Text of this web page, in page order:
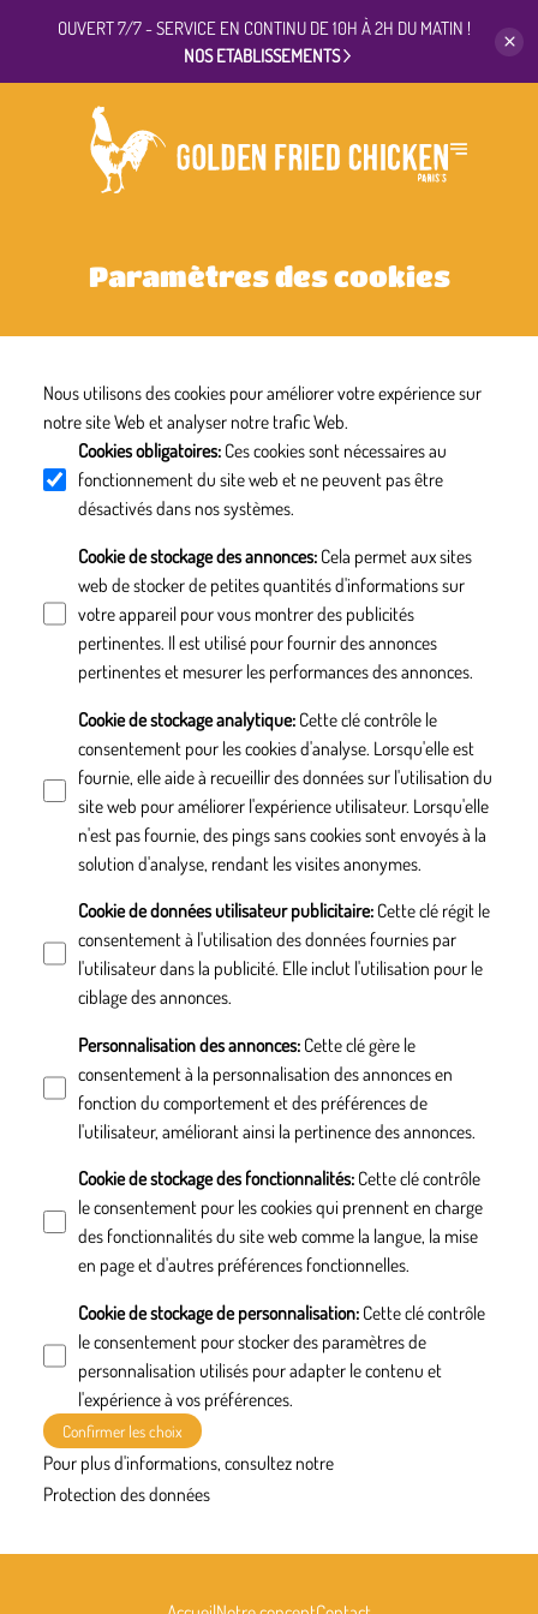
OUVERT 7/7 - SERVICE EN CONTINU DE 10H À 2H DU MATIN !
NOS ETABLISSEMENTS
Paramètres des cookies
Nous utilisons des cookies pour améliorer votre expérience sur
notre site Web et analyser notre trafic Web.
Cookies obligatoires: Ces cookies sont nécessaires au
fonctionnement du site web et ne peuvent pas être
désactivés dans nos systèmes.
Cookie de stockage des annonces: Cela permet aux sites
web de stocker de petites quantités d'informations sur
votre appareil pour vous montrer des publicités
pertinentes. Il est utilisé pour fournir des annonces
pertinentes et mesurer les performances des annonces.
Cookie de stockage analytique: Cette clé contrôle le
consentement pour les cookies d'analyse. Lorsqu'elle est
fournie, elle aide à recueillir des données sur l'utilisation du
site web pour améliorer l'expérience utilisateur. Lorsqu'elle
n'est pas fournie, des pings sans cookies sont envoyés à la
solution d'analyse, rendant les visites anonymes.
Cookie de données utilisateur publicitaire: Cette clé régit le
consentement à l'utilisation des données fournies par
l'utilisateur dans la publicité. Elle inclut l'utilisation pour le
ciblage des annonces.
Personnalisation des annonces: Cette clé gère le
consentement à la personnalisation des annonces en
fonction du comportement et des préférences de
l'utilisateur, améliorant ainsi la pertinence des annonces.
Cookie de stockage des fonctionnalités: Cette clé contrôle
le consentement pour les cookies qui prennent en charge
des fonctionnalités du site web comme la langue, la mise
en page et d'autres préférences fonctionnelles.
Cookie de stockage de personnalisation: Cette clé contrôle
le consentement pour stocker des paramètres de
personnalisation utilisés pour adapter le contenu et
l'expérience à vos préférences.
Confirmer les choix
Pour plus d'informations, consultez notre
Protection des données